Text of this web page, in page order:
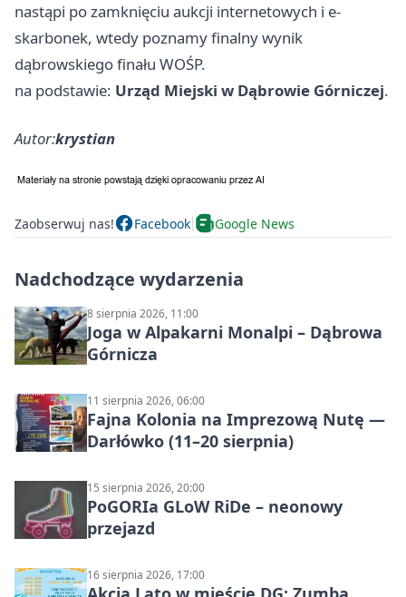
nastąpi po zamknięciu aukcji internetowych i e-
skarbonek, wtedy poznamy finalny wynik
dąbrowskiego finału WOŚP.
na podstawie: Urząd Miejski w Dąbrowie Górniczej.
Autor:krystian
Zaobserwuj nas! Facebook Google News
Nadchodzące wydarzenia
8 sierpnia 2026, 11:00
Joga w Alpakarni Monalpi – Dąbrowa
Górnicza
11 sierpnia 2026, 06:00
Fajna Kolonia na Imprezową Nutę —
Darłówko (11–20 sierpnia)
15 sierpnia 2026, 20:00
PoGORIa GLoW RiDe – neonowy
przejazd
16 sierpnia 2026, 17:00